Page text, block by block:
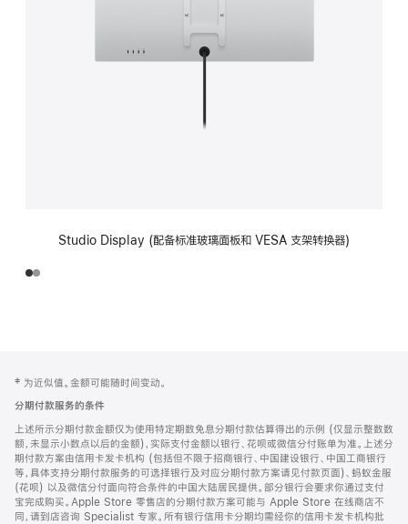
Studio Display (配备标准玻璃面板和 VESA 支架转换器)
页
页
脚
注
‡ 为近似值。金额可能随时间变动。
分期付款服务的条件
上述所示分期付款金额仅为使用特定期数免息分期付款估算得出的示例 (仅显示整数数
额，未显示小数点以后的金额)，实际支付金额以银行、花呗或微信分付账单为准。上述分
期付款方案由信用卡发卡机构 (包括但不限于招商银行、中国建设银行、中国工商银行
等，具体支持分期付款服务的可选择银行及对应分期付款方案请见付款页面)、蚂蚁金服
(花呗) 以及微信分付面向符合条件的中国大陆居民提供。部分银行会要求你通过支付
宝完成购买。Apple Store 零售店的分期付款方案可能与 Apple Store 在线商店不
同，请到店咨询 Specialist 专家。所有银行信用卡分期均需经你的信用卡发卡机构批